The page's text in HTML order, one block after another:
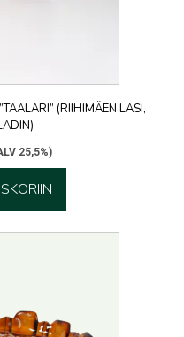
(RIIHIMÄEN LASI,
25,5%)